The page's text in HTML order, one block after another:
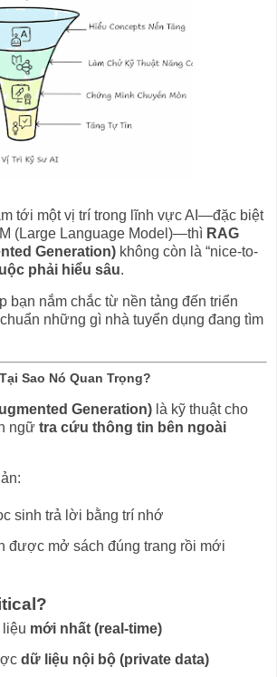
tới một vị trí trong lĩnh vực AI—đặc biệt
(Large Language Model)—thì RAG
Generation) không còn là “nice-to-
phải hiểu sâu.
bạn nắm chắc từ nền tảng đến triển
những gì nhà tuyển dụng đang tìm
Sao Nó Quan Trọng?
Generation) là kỹ thuật cho
ngữ tra cứu thông tin bên ngoài
sinh trả lời bằng trí nhớ
được mở sách đúng trang rồi mới
liệu mới nhất (real-time)
dữ liệu nội bộ (private data)